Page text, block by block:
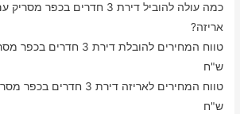
כמה עולה להוביל דירת 3 חדרים
אריזה?
ש"ח
ש"ח